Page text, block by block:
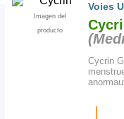
Imagen del
producto
Voies
(
Cycrin